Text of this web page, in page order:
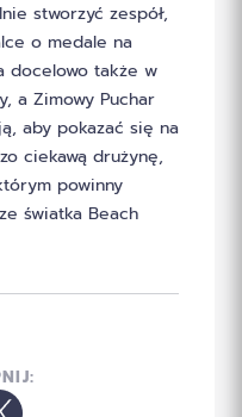
stworzyć zespół,
o medale na
docelowo także w
a Zimowy Puchar
aby pokazać się na
ciekawą drużynę,
powinny
światka Beach